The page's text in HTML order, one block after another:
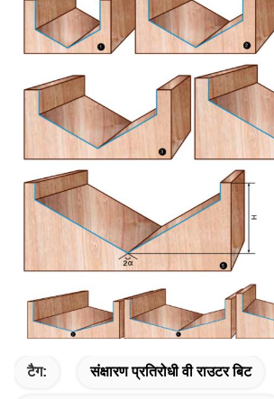
टैग: संक्षारण प्रतिरोधी वी राउटर बिट